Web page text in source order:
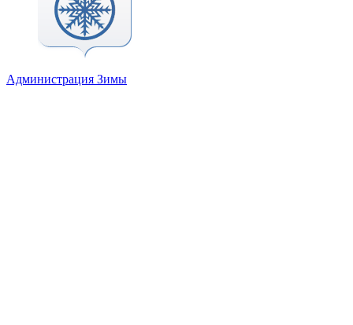
Администрация Зимы